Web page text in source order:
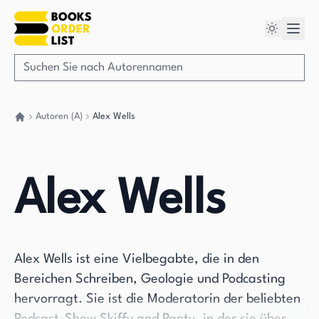
Autoren (A) Alex Wells
Alex Wells
Alex Wells ist eine Vielbegabte, die in den
Bereichen Schreiben, Geologie und Podcasting
hervorragt. Sie ist die Moderatorin der beliebten